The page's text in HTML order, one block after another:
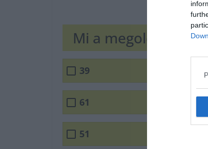
Mi a megoldás?
39
61
51